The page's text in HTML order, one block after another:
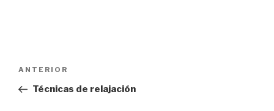
entradas
Entrada
anterior:
ANTERIOR
Técnicas de relajación